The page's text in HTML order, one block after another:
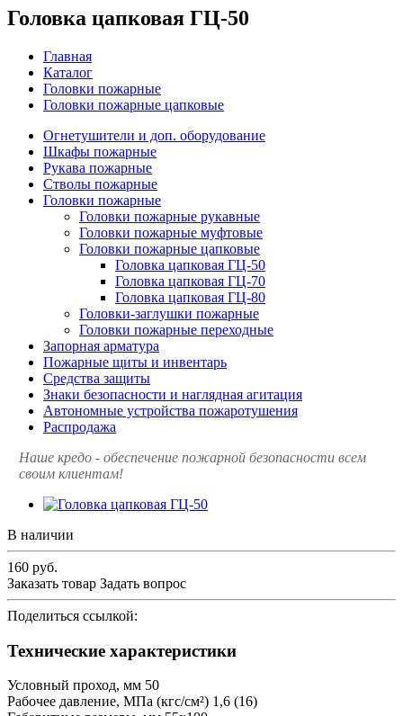
Головка цапковая ГЦ-50
Главная
Каталог
Головки пожарные
Головки пожарные цапковые
Огнетушители и доп. оборудование
Шкафы пожарные
Рукава пожарные
Стволы пожарные
Головки пожарные
Головки пожарные рукавные
Головки пожарные муфтовые
Головки пожарные цапковые
Головка цапковая ГЦ-50
Головка цапковая ГЦ-70
Головка цапковая ГЦ-80
Головки-заглушки пожарные
Головки пожарные переходные
Запорная арматура
Пожарные щиты и инвентарь
Средства защиты
Знаки безопасности и наглядная агитация
Автономные устройства пожаротушения
Распродажа
Наше кредо - обеспечение пожарной безопасности всем
своим клиентам!
В наличии
160 руб.
Заказать товар Задать вопрос
Поделиться ссылкой:
Технические характеристики
Условный проход, мм 50
Рабочее давление, МПа (кгс/см²) 1,6 (16)